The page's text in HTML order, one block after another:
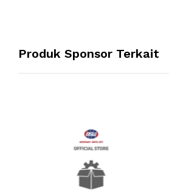
Produk Sponsor Terkait